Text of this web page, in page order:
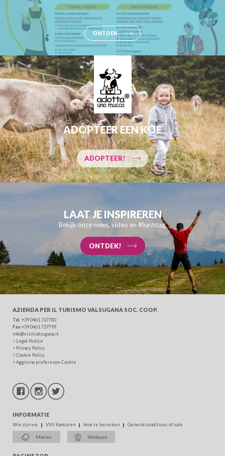
ONTDEK
ADOPTEER EEN KOE
ADOPTEER!
LAAT JE INSPIREREN
Bekijk onze news, video en #hashtag.
ONTDEK!
AZIENDA PER IL TURISMO VALSUGANA SOC. COOP.
Tel . +39 0461 727700
Fax+39 0461 727799
info@visitvalsugana.it
> Legal Notice
> Privacy Policy
>Cookie Policy
>Aggiorna preferenze Cookie
INFORMATIE
Wie zijn we VVV Kantoren Hoe te bereiken General conditions of sale
Meteo Webcam